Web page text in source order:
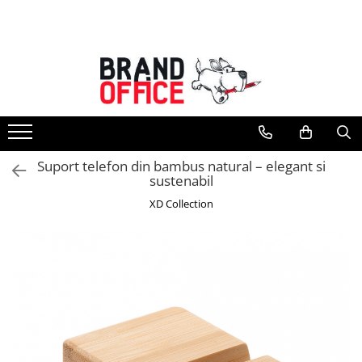
Unitate Protejata - PRODUCTIE
Hartie copiator si produse
tipografice
Produse consumabile din hartie
Detergenti si dezinfectanti
Birotica si papetarie
Hartie si articole din hartie
Suport telefon din bambus natural – elegant si
sustenabil
XD Collection